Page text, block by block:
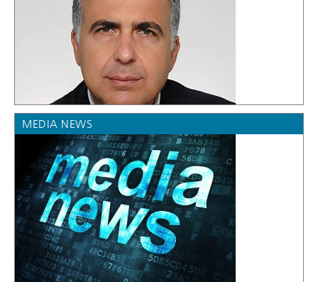
MEDIA NEWS